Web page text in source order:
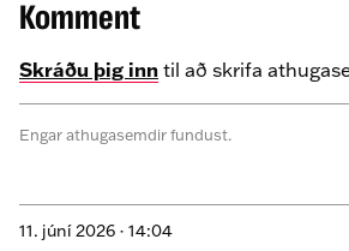
Komment
Skráðu þig inn til að skrifa
Engar athugasemdir fundust.
11. júní 2026 · 14:04